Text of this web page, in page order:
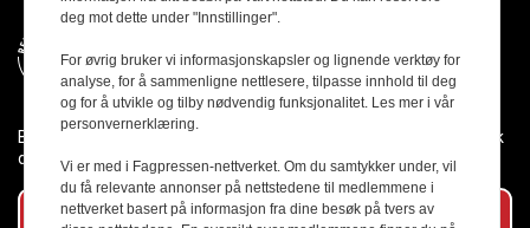
Byggmesteren følger Vær Varsom-plakaten og presseetikken slik
den er nedfelt i Redaktørplakaten.
Abonner på vårt nyhetsbrev
deg mot dette under "Innstillinger".
For øvrig bruker vi informasjonskapsler og lignende verktøy for
analyse, for å sammenligne nettlesere, tilpasse innhold til deg
og for å utvikle og tilby nødvendig funksjonalitet. Les mer i vår
personvernerklæring.
Vi er med i Fagpressen-nettverket. Om du samtykker under, vil
du få relevante annonser på nettstedene til medlemmene i
nettverket basert på informasjon fra dine besøk på tvers av